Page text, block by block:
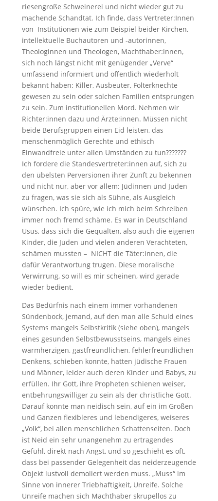
riesengroße Schweinerei und nicht wieder gut zu
machende Schandtat. Ich finde, dass Vertreter:Innen
von Institutionen wie zum Beispiel beider Kirchen,
intellektuelle Buchautoren und -autorinnen,
Theologinnen und Theologen, Machthaber:innen,
sich noch längst nicht mit genügender „Verve“
umfassend informiert und öffentlich wiederholt
bekannt haben: Killer, Ausbeuter, Folterknechte
gewesen zu sein oder solchen Familien entsprungen
zu sein. Zum institutionellen Mord. Nehmen wir
Richter:innen dazu und Ärzte:innen. Müssen nicht
beide Berufsgruppen einen Eid leisten, das
menschenmöglich Gerechte und ethisch
Einwandfreie unter allen Umständen zu tun???????
Ich fordere die Standesvertreter:innen auf, sich zu
den übelsten Perversionen ihrer Zunft zu bekennen
und nicht nur, aber vor allem: Jüdinnen und Juden
zu fragen, was sie sich als Sühne, als Ausgleich
wünschen. Ich spüre, wie ich mich beim Schreiben
immer noch fremd schäme. Es war in Deutschland
Usus, dass sich die Gequälten, also auch die eigenen
Kinder, die Juden und vielen anderen Verachteten,
schämen mussten – NICHT die Täter:innen, die
dafür Verantwortung trugen. Diese moralische
Verwirrung, so will es mir scheinen, wird gerade
wieder bedient.
Das Bedürfnis nach einem immer vorhandenen
Sündenbock, jemand, auf den man alle Schuld eines
Systems mangels Selbstkritik (siehe oben), mangels
eines gesunden Selbstbewusstseins, mangels eines
warmherzigen, gastfreundlichen, fehlerfreundlichen
Denkens, schieben konnte, hatten jüdische Frauen
und Männer, leider auch deren Kinder und Babys, zu
erfüllen. Ihr Gott, ihre Propheten schienen weiser,
entbehrungswilliger zu sein als der christliche Gott.
Darauf konnte man neidisch sein, auf ein im Großen
und Ganzen flexibleres und lebendigeres, weiseres
„Volk“, bei allen menschlichen Schattenseiten. Doch
ist Neid ein sehr unangenehm zu ertragendes
Gefühl, direkt nach Angst, und so geschieht es oft,
dass bei passender Gelegenheit das neiderzeugende
Objekt lustvoll demoliert werden muss. „Muss“ im
Sinne von innerer Triebhaftigkeit, Unreife. Solche
Unreife machen sich Machthaber skrupellos zu